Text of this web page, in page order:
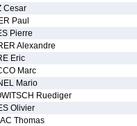
Cesar
Paul
Pierre
Alexandre
Eric
Marc
Mario
Ruediger
Olivier
Thomas